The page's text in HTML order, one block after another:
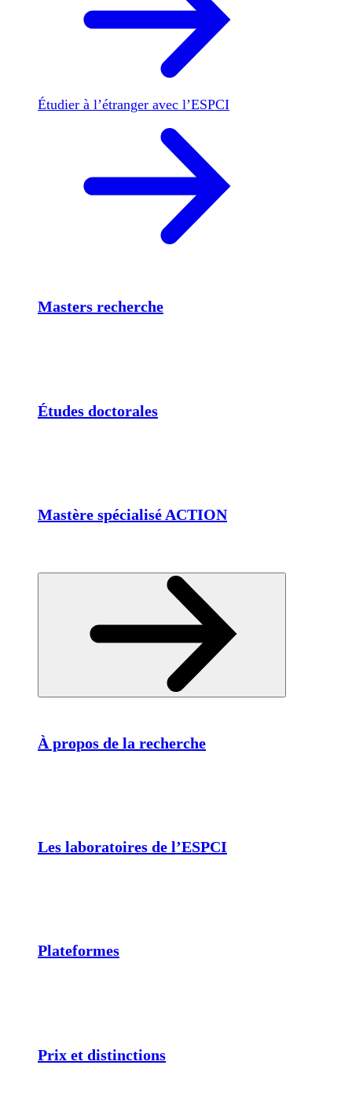
Étudier à l’étranger avec l’ESPCI
Masters recherche
Études doctorales
Mastère spécialisé ACTION
À propos de la recherche
Les laboratoires de l’ESPCI
Plateformes
Prix et distinctions